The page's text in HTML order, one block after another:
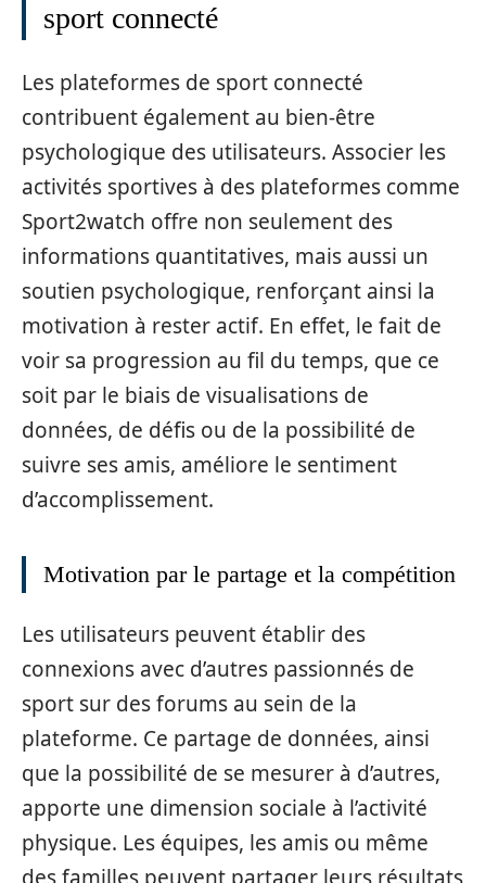
sport connecté
Les plateformes de sport connecté
contribuent également au bien-être
psychologique des utilisateurs. Associer les
activités sportives à des plateformes comme
Sport2watch offre non seulement des
informations quantitatives, mais aussi un
soutien psychologique, renforçant ainsi la
motivation à rester actif. En effet, le fait de
voir sa progression au fil du temps, que ce
soit par le biais de visualisations de
données, de défis ou de la possibilité de
suivre ses amis, améliore le sentiment
d’accomplissement.
Motivation par le partage et la compétition
Les utilisateurs peuvent établir des
connexions avec d’autres passionnés de
sport sur des forums au sein de la
plateforme. Ce partage de données, ainsi
que la possibilité de se mesurer à d’autres,
apporte une dimension sociale à l’activité
physique. Les équipes, les amis ou même